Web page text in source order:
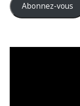
Abonnez-vous